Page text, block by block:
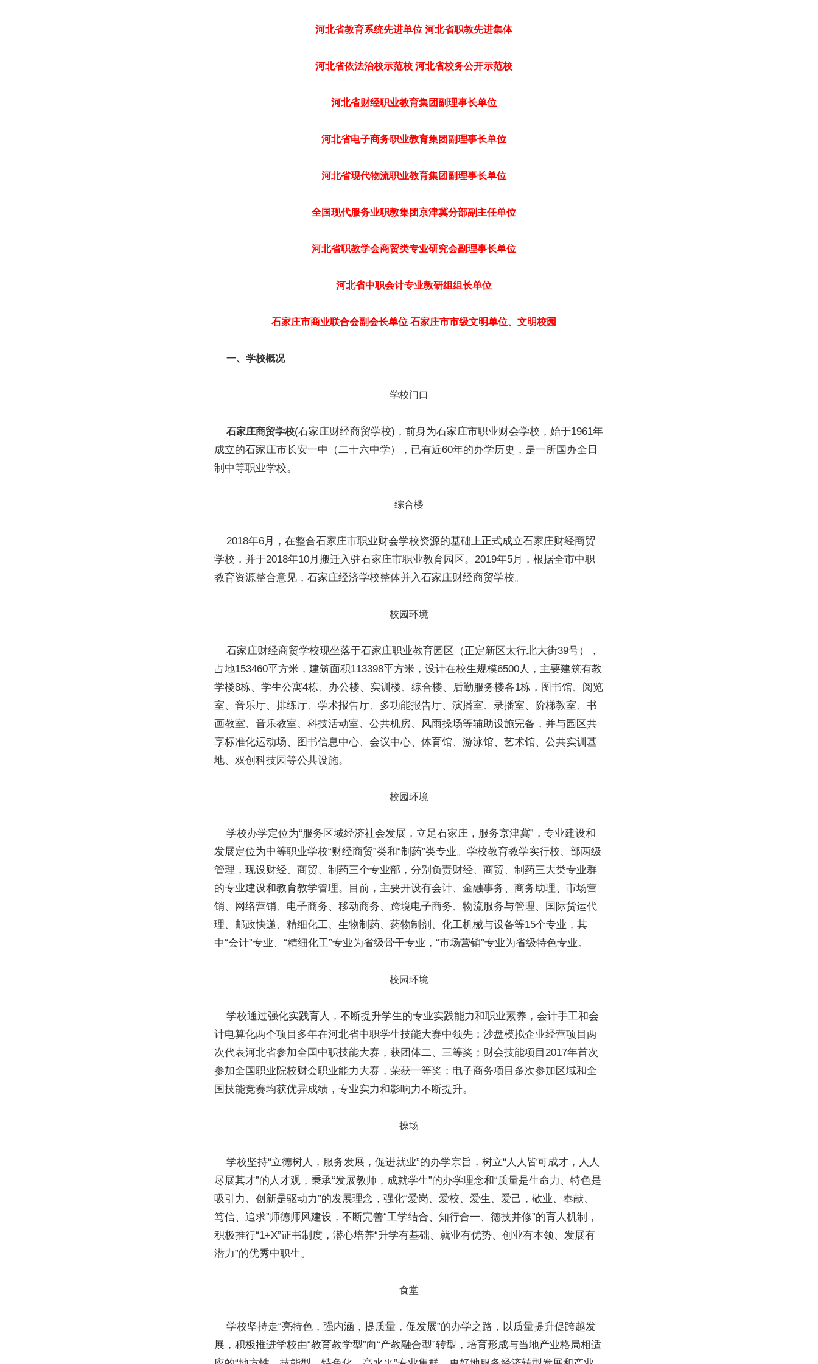
河北省教育系统先进单位 河北省职教先进集体
河北省依法治校示范校 河北省校务公开示范校
河北省财经职业教育集团副理事长单位
河北省电子商务职业教育集团副理事长单位
河北省现代物流职业教育集团副理事长单位
全国现代服务业职教集团京津冀分部副主任单位
河北省职教学会商贸类专业研究会副理事长单位
河北省中职会计专业教研组组长单位
石家庄市商业联合会副会长单位 石家庄市市级文明单位、文明校园
一、学校概况
学校门口
石家庄商贸学校(石家庄财经商贸学校)，前身为石家庄市职业财会学校，始于1961年
成立的石家庄市长安一中（二十六中学），已有近60年的办学历史，是一所国办全日
制中等职业学校。
综合楼
2018年6月，在整合石家庄市职业财会学校资源的基础上正式成立石家庄财经商贸
学校，并于2018年10月搬迁入驻石家庄市职业教育园区。2019年5月，根据全市中职
教育资源整合意见，石家庄经济学校整体并入石家庄财经商贸学校。
校园环境
石家庄财经商贸学校现坐落于石家庄职业教育园区（正定新区太行北大街39号），
占地153460平方米，建筑面积113398平方米，设计在校生规模6500人，主要建筑有教
学楼8栋、学生公寓4栋、办公楼、实训楼、综合楼、后勤服务楼各1栋，图书馆、阅览
室、音乐厅、排练厅、学术报告厅、多功能报告厅、演播室、录播室、阶梯教室、书
画教室、音乐教室、科技活动室、公共机房、风雨操场等辅助设施完备，并与园区共
享标准化运动场、图书信息中心、会议中心、体育馆、游泳馆、艺术馆、公共实训基
地、双创科技园等公共设施。
校园环境
学校办学定位为“服务区域经济社会发展，立足石家庄，服务京津冀”，专业建设和
发展定位为中等职业学校“财经商贸”类和“制药”类专业。学校教育教学实行校、部两级
管理，现设财经、商贸、制药三个专业部，分别负责财经、商贸、制药三大类专业群
的专业建设和教育教学管理。目前，主要开设有会计、金融事务、商务助理、市场营
销、网络营销、电子商务、移动商务、跨境电子商务、物流服务与管理、国际货运代
理、邮政快递、精细化工、生物制药、药物制剂、化工机械与设备等15个专业，其
中“会计”专业、“精细化工”专业为省级骨干专业，“市场营销”专业为省级特色专业。
校园环境
学校通过强化实践育人，不断提升学生的专业实践能力和职业素养，会计手工和会
计电算化两个项目多年在河北省中职学生技能大赛中领先；沙盘模拟企业经营项目两
次代表河北省参加全国中职技能大赛，获团体二、三等奖；财会技能项目2017年首次
参加全国职业院校财会职业能力大赛，荣获一等奖；电子商务项目多次参加区域和全
国技能竞赛均获优异成绩，专业实力和影响力不断提升。
操场
学校坚持“立德树人，服务发展，促进就业”的办学宗旨，树立“人人皆可成才，人人
尽展其才”的人才观，秉承“发展教师，成就学生”的办学理念和“质量是生命力、特色是
吸引力、创新是驱动力”的发展理念，强化“爱岗、爱校、爱生、爱己，敬业、奉献、
笃信、追求”师德师风建设，不断完善“工学结合、知行合一、德技并修”的育人机制，
积极推行“1+X”证书制度，潜心培养“升学有基础、就业有优势、创业有本领、发展有
潜力”的优秀中职生。
食堂
学校坚持走“亮特色，强内涵，提质量，促发展”的办学之路，以质量提升促跨越发
展，积极推进学校由“教育教学型”向“产教融合型”转型，培育形成与当地产业格局相适